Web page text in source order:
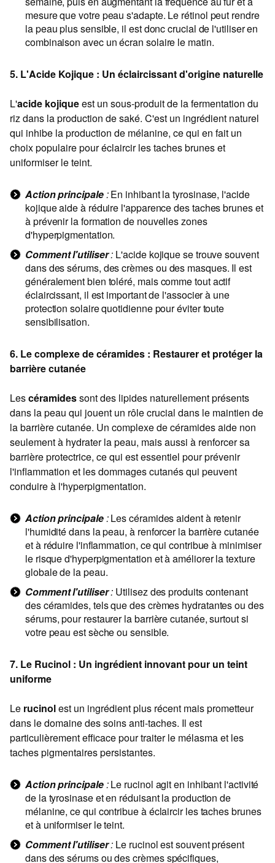
mesure que votre peau s'adapte. Le rétinol peut rendre
la peau plus sensible, il est donc crucial de l'utiliser en
combinaison avec un écran solaire le matin.
5. L'Acide Kojique : Un éclaircissant d'origine naturelle
L'acide kojiqueest un sous-produit de la fermentation du
riz dans la production de saké. C'est un ingrédient naturel
qui inhibe la production de mélanine, ce qui en fait un
choix populaire pour éclaircir les taches brunes et
uniformiser le teint.
Action principale:En inhibant la tyrosinase, l'acide
kojique aide à réduire l'apparence des taches brunes et
à prévenir la formation de nouvelles zones
d'hyperpigmentation.
Comment l'utiliser: L'acide kojique se trouve souvent
dans des sérums, des crèmes ou des masques. Il est
généralement bien toléré, mais comme tout actif
éclaircissant, il est important de l'associer à une
protection solaire quotidienne pour éviter toute
sensibilisation.
6. Le complexe de céramides : Restaurer et protéger la
barrière cutanée
Lescéramidessont des lipides naturellement présents
dans la peau qui jouent un rôle crucial dans le maintien de
la barrière cutanée. Un complexe de céramides aide non
seulement à hydrater la peau, mais aussi à renforcer sa
barrière protectrice, ce qui est essentiel pour prévenir
l'inflammation et les dommages cutanés qui peuvent
conduire à l'hyperpigmentation.
Action principale:Les céramides aident à retenir
l'humidité dans la peau, à renforcer la barrière cutanée
et à réduire l'inflammation, ce qui contribue à minimiser
le risque d'hyperpigmentation et à améliorer la texture
globale de la peau.
Comment l'utiliser: Utilisez des produits contenant
des céramides, tels que des crèmes hydratantes ou des
sérums, pour restaurer la barrière cutanée, surtout si
votre peau est sèche ou sensible.
7. Le Rucinol : Un ingrédient innovant pour un teint
uniforme
Le rucinolest un ingrédient plus récent mais prometteur
dans le domaine des soins anti-taches. Il est
particulièrement efficace pour traiter le mélasma et les
taches pigmentaires persistantes.
Action principale:Le rucinol agit en inhibant l'activité
de la tyrosinase et en réduisant la production de
mélanine, ce qui contribue à éclaircir les taches brunes
et à uniformiser le teint.
Comment l'utiliser: Le rucinol est souvent présent
dans des sérums ou des crèmes spécifiques,